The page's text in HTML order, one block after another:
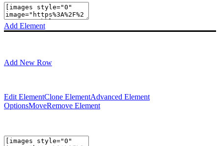
Add Element
Add New Row
Edit ElementClone ElementAdvanced Element
OptionsMoveRemove Element